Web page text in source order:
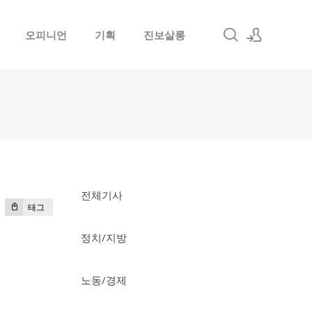
오피니언 기획 진보살롱
전체기사
정치/지방
노동/경제
태그